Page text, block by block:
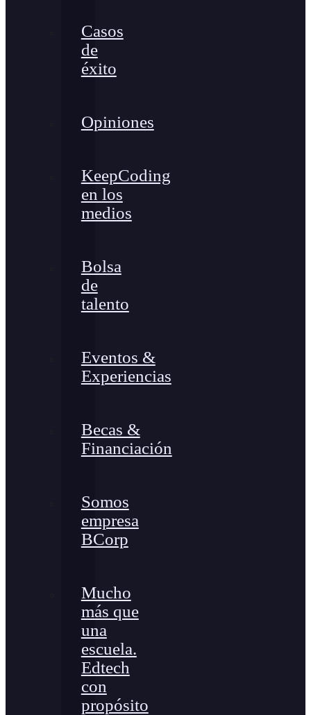
Casos
de
éxito
Opiniones
KeepCoding
en los
medios
Bolsa
de
talento
Eventos &
Experiencias
Becas &
Financiación
Somos
empresa
BCorp
Mucho
más que
una
escuela.
Edtech
con
propósito